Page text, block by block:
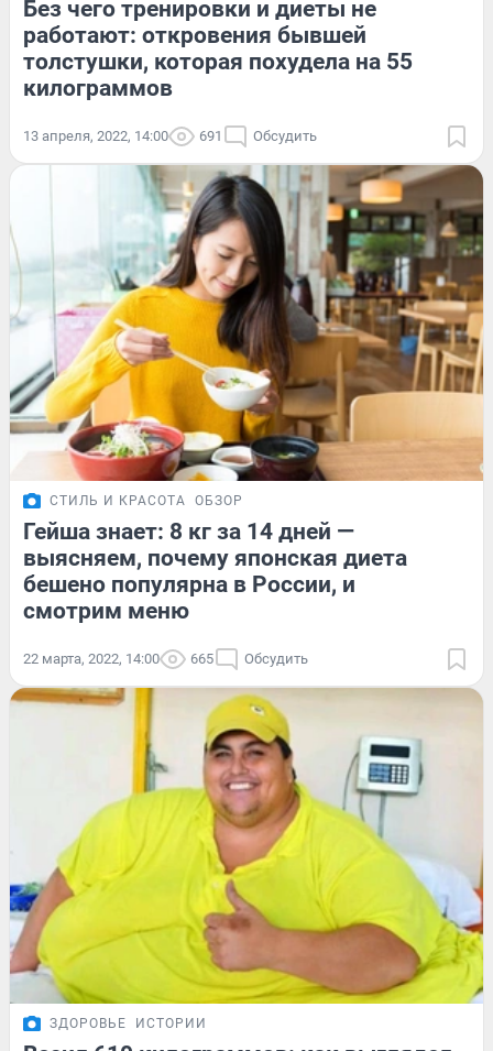
Без чего тренировки и диеты не
работают: откровения бывшей
толстушки, которая похудела на 55
килограммов
13 апреля, 2022, 14:00 691 Обсудить
СТИЛЬ И КРАСОТА ОБЗОР
Гейша знает: 8 кг за 14 дней —
выясняем, почему японская диета
бешено популярна в России, и
смотрим меню
22 марта, 2022, 14:00 665 Обсудить
ЗДОРОВЬЕ ИСТОРИИ